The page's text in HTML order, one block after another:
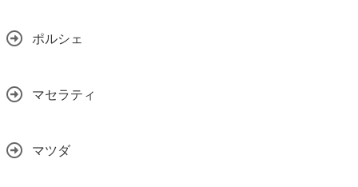
ポルシェ
マセラティ
マツダ